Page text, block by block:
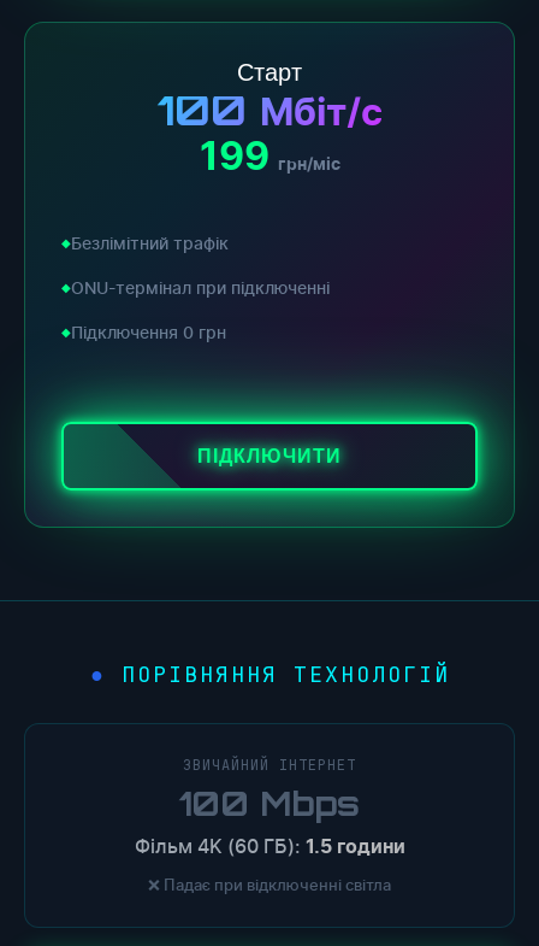
Старт
100 Мбіт/с
199 грн/міс
Безлімітний трафік
ONU-термінал при підключенні
Підключення 0 грн
ПІДКЛЮЧИТИ
● ПОРІВНЯННЯ ТЕХНОЛОГІЙ
ЗВИЧАЙНИЙ ІНТЕРНЕТ
100 Mbps
Фільм 4K (60 ГБ): 1.5 години
❌ Падає при відключенні світла